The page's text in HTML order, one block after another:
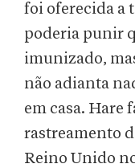
foi oferecida a
poderia punir
imunizado,
não adianta
em casa. Hare
rastreamento
Reino Unido